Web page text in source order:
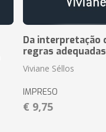
Da interpretação
regras
Viviane Séllos
IMPRESO
€ 9,75